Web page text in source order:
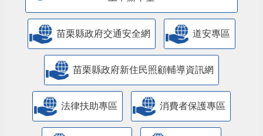
苗栗縣政府交通安全網 道安專區
苗栗縣政府新住民照顧輔導資訊網
法律扶助專區 消費者保護專區